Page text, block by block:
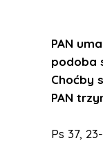
PAN
podoba
Choćby
PAN
Ps 37,